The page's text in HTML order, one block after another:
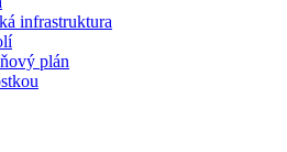
infrastruktura
plán